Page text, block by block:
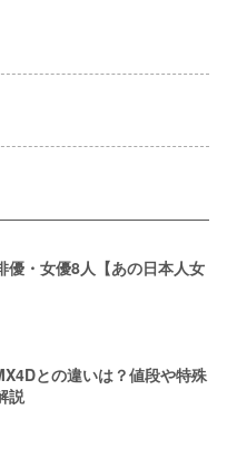
優・女優8人【あの日本人女
との違いは？値段や特殊
説